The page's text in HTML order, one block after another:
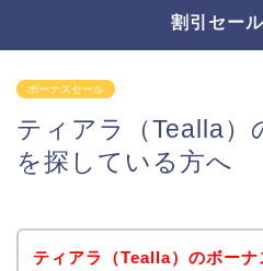
割引セー
ボーナスセール
ティアラ（Tealla）
を探している方へ
ティアラ（Tealla）のボー